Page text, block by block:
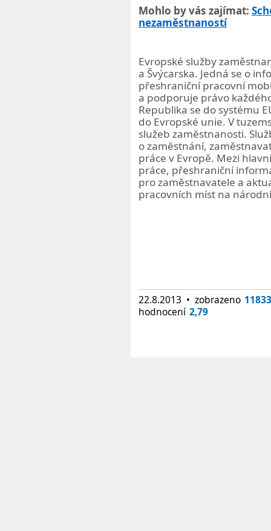
Mohlo by vás zajímat:
nezaměstnaností
Evropské služby
a Švýcarska. Jedná se o
přeshraniční pracovní
a podporuje právo
Republika se do systému
do Evropské unie. V
služeb zaměstnanosti.
o zaměstnání,
práce v Evropě. Mezi
práce, přeshraniční
pro zaměstnavatele a
pracovních míst na
22.8.2013 • zobrazeno
hodnocení 2,79